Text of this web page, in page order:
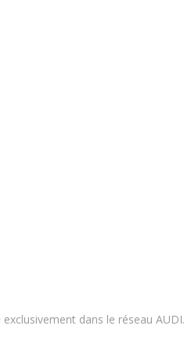
dans le réseau AUDI.